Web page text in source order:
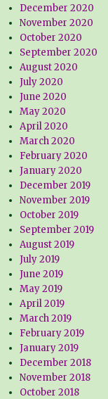
December 2020
November 2020
October 2020
September 2020
August 2020
July 2020
June 2020
May 2020
April 2020
March 2020
February 2020
January 2020
December 2019
November 2019
October 2019
September 2019
August 2019
July 2019
June 2019
May 2019
April 2019
March 2019
February 2019
January 2019
December 2018
November 2018
October 2018